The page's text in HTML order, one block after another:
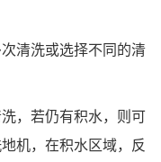
清洗或选择不同的清
，若仍有积水，则可
机，在积水区域，反